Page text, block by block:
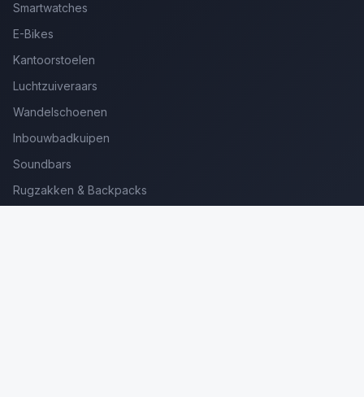
Smartwatches
E-Bikes
Kantoorstoelen
Luchtzuiveraars
Wandelschoenen
Inbouwbadkuipen
Soundbars
Rugzakken & Backpacks